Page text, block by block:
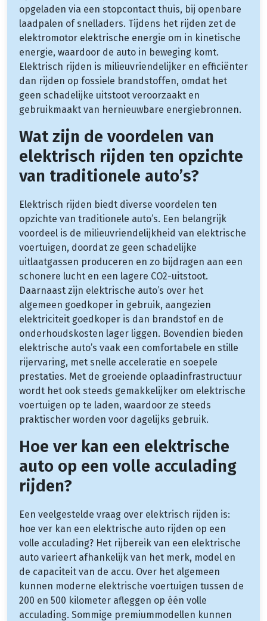
opgeladen via een stopcontact thuis, bij openbare
laadpalen of snelladers. Tijdens het rijden zet de
elektromotor elektrische energie om in kinetische
energie, waardoor de auto in beweging komt.
Elektrisch rijden is milieuvriendelijker en efficiënter
dan rijden op fossiele brandstoffen, omdat het
geen schadelijke uitstoot veroorzaakt en
gebruikmaakt van hernieuwbare energiebronnen.
Wat zijn de voordelen van
elektrisch rijden ten opzichte
van traditionele auto’s?
Elektrisch rijden biedt diverse voordelen ten
opzichte van traditionele auto’s. Een belangrijk
voordeel is de milieuvriendelijkheid van elektrische
voertuigen, doordat ze geen schadelijke
uitlaatgassen produceren en zo bijdragen aan een
schonere lucht en een lagere CO2-uitstoot.
Daarnaast zijn elektrische auto’s over het
algemeen goedkoper in gebruik, aangezien
elektriciteit goedkoper is dan brandstof en de
onderhoudskosten lager liggen. Bovendien bieden
elektrische auto’s vaak een comfortabele en stille
rijervaring, met snelle acceleratie en soepele
prestaties. Met de groeiende oplaadinfrastructuur
wordt het ook steeds gemakkelijker om elektrische
voertuigen op te laden, waardoor ze steeds
praktischer worden voor dagelijks gebruik.
Hoe ver kan een elektrische
auto op een volle acculading
rijden?
Een veelgestelde vraag over elektrisch rijden is:
hoe ver kan een elektrische auto rijden op een
volle acculading? Het rijbereik van een elektrische
auto varieert afhankelijk van het merk, model en
de capaciteit van de accu. Over het algemeen
kunnen moderne elektrische voertuigen tussen de
200 en 500 kilometer afleggen op één volle
acculading. Sommige premiummodellen kunnen